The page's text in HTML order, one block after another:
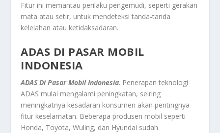
Fitur ini memantau perilaku pengemudi, seperti gerakan
mata atau setir, untuk mendeteksi tanda-tanda
kelelahan atau ketidaksadaran.
ADAS DI PASAR MOBIL
INDONESIA
ADAS Di Pasar Mobil Indonesia. Penerapan teknologi
ADAS mulai mengalami peningkatan, seiring
meningkatnya kesadaran konsumen akan pentingnya
fitur keselamatan. Beberapa produsen mobil seperti
Honda, Toyota, Wuling, dan Hyundai sudah